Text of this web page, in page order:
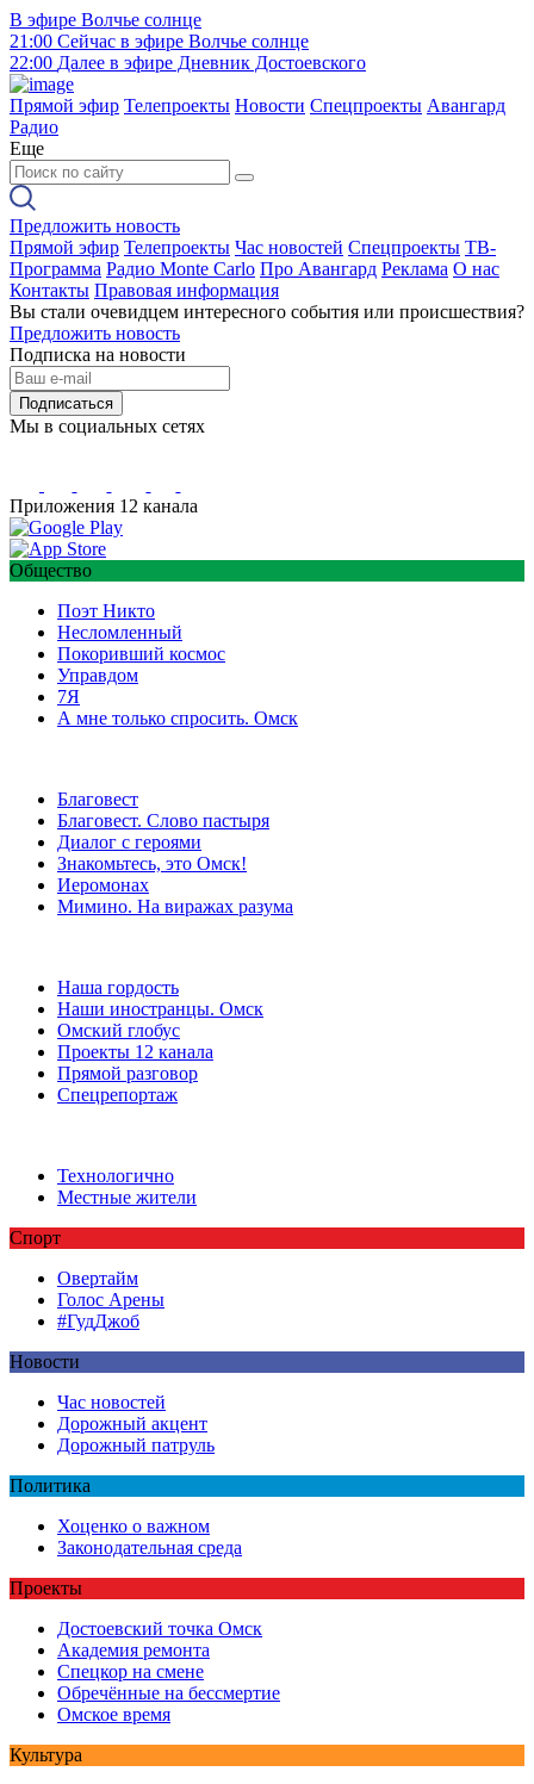
В эфире Волчье солнце
21:00 Сейчас в эфире Волчье солнце
22:00 Далее в эфире Дневник Достоевского
Прямой эфир Телепроекты Новости Спецпроекты Авангард
Радио
Еще
Предложить новость
Прямой эфир Телепроекты Час новостей Спецпроекты ТВ-
Программа Радио Monte Carlo Про Авангард Реклама О нас
Контакты Правовая информация
Вы стали очевидцем интересного события или происшествия?
Предложить новость
Подписка на новости
Подписаться
Мы в социальных сетях
Приложения 12 канала
Общество
Поэт Никто
Несломленный
Покоривший космос
Управдом
7Я
А мне только спросить. Омск
Благовест
Благовест. Слово пастыря
Диалог с героями
Знакомьтесь, это Омск!
Иеромонах
Мимино. На виражах разума
Наша гордость
Наши иностранцы. Омск
Омский глобус
Проекты 12 канала
Прямой разговор
Спецрепортаж
Технологично
Местные жители
Спорт
Овертайм
Голос Арены
#ГудДжоб
Новости
Час новостей
Дорожный акцент
Дорожный патруль
Политика
Хоценко о важном
Законодательная среда
Проекты
Достоевский точка Омск
Академия ремонта
Спецкор на смене
Обречённые на бессмертие
Омское время
Культура